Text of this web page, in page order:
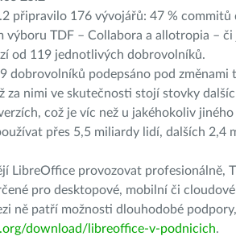
připravilo 176 vývojářů: 47 %
výboru TDF – Collabora a allotropia –
od 119 jednotlivých dobrovolníků.
dobrovolníků podepsáno pod
za nimi ve skutečnosti stojí stovky
což je víc než u jakéhokoliv
přes 5,5 miliardy lidí, dalších 2,4
LibreOffice provozovat profesionálně,
pro desktopové, mobilní či
ně patří možnosti dlouhodobé
download/libreoffice-v-podnicich.